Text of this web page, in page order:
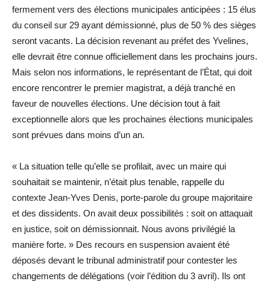
fermement vers des élections municipales anticipées : 15 élus
du conseil sur 29 ayant démissionné, plus de 50 % des sièges
seront vacants. La décision revenant au préfet des Yvelines,
elle devrait être connue officiellement dans les prochains jours.
Mais selon nos informations, le représentant de l’État, qui doit
encore rencontrer le premier magistrat, a déjà tranché en
faveur de nouvelles élections. Une décision tout à fait
exceptionnelle alors que les prochaines élections municipales
sont prévues dans moins d’un an.
« La situation telle qu’elle se profilait, avec un maire qui
souhaitait se maintenir, n’était plus tenable, rappelle du
contexte Jean-Yves Denis, porte-parole du groupe majoritaire
et des dissidents. On avait deux possibilités : soit on attaquait
en justice, soit on démissionnait. Nous avons privilégié la
manière forte. » Des recours en suspension avaient été
déposés devant le tribunal administratif pour contester les
changements de délégations (voir l’édition du 3 avril). Ils ont